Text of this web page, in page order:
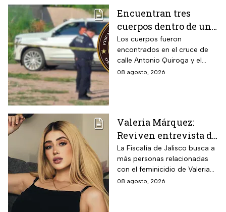
Encuentran tres
cuerpos dentro de una
camioneta de lujo en
Hermosillo;
investigan posible
riña
Los cuerpos fueron
encontrados en el cruce de
calle Antonio Quiroga y el
Boulevard Camino del Serie
08 agosto, 2026
Valeria Márquez:
Reviven entrevista de
Vivian de la torre en
donde se deslindó del
feminicidio de su
amiga
La Fiscalía de Jalisco busca a
más personas relacionadas
con el feminicidio de Valeria
Márquez, mientras vuelve a
08 agosto, 2026